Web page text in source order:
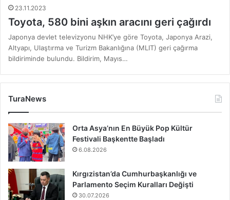
23.11.2023
Toyota, 580 bini aşkın aracını geri çağırdı
Japonya devlet televizyonu NHK’ye göre Toyota, Japonya Arazi,
Altyapı, Ulaştırma ve Turizm Bakanlığına (MLIT) geri çağırma
bildiriminde bulundu. Bildirim, Mayıs…
TuraNews
Orta Asya’nın En Büyük Pop Kültür
Festivali Başkentte Başladı
6.08.2026
Kırgızistan’da Cumhurbaşkanlığı ve
Parlamento Seçim Kuralları Değişti
30.07.2026